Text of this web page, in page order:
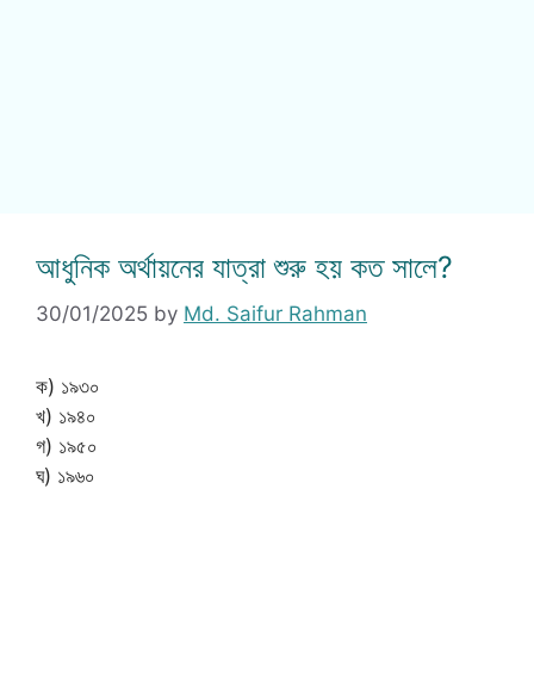
আধুনিক অর্থায়নের যাত্রা শুরু হয় কত সালে?
30/01/2025 by Md. Saifur Rahman
ক) ১৯৩০
খ) ১৯৪০
গ) ১৯৫০
ঘ) ১৯৬০